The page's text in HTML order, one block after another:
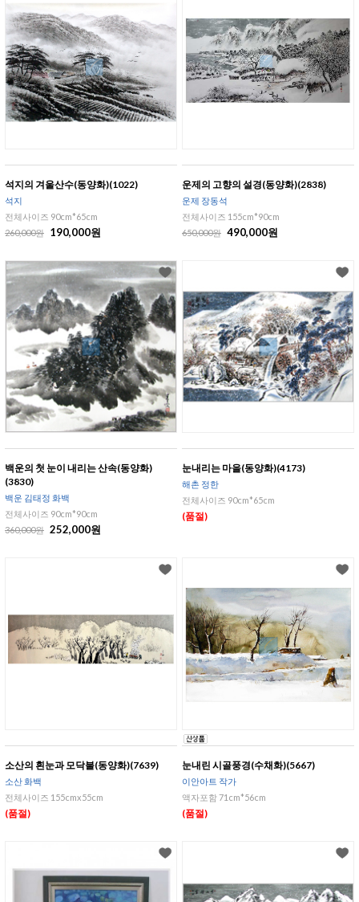
석지의 겨울산수(동양화)(1022)
석지
전체사이즈 90cm*65cm
260,000원
190,000원
운제의 고향의 설경(동양화)(2838)
운제 장동석
전체사이즈 155cm*90cm
650,000원 490,000원
백운의 첫 눈이 내리는 산속(동양화)
(3830)
백운 김태정 화백
전체사이즈 90cm*90cm
360,000원 252,000원
눈내리는 마을(동양화)(4173)
해촌 정한
전체사이즈 90cm*65cm
(품절)
소산의 흰눈과 모닥불(동양화)(7639)
소산 화백
전체사이즈 155cmx55cm
(품절)
눈내린 시골풍경(수채화)(5667)
이안아트 작가
액자포함 71cm*56cm
(품절)